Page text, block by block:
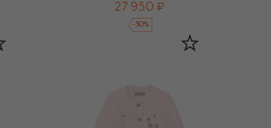
27 950 ₽
-30%